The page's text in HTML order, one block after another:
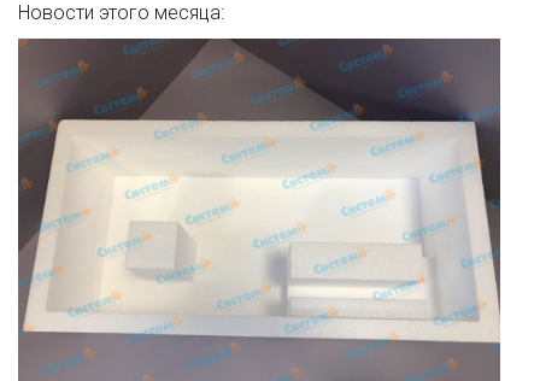
Новости этого месяца: